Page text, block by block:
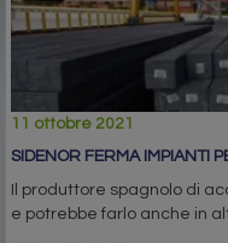
11 ottobre 2021
SIDENOR FERMA IMPIANTI
Il produttore spagnolo di
e potrebbe farlo anche in